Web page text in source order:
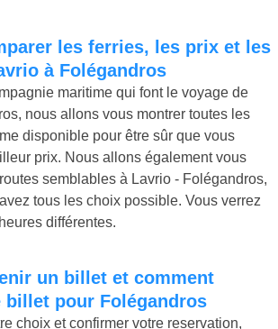
à Folégandros
maritime qui font le voyage de
nous allons vous montrer toutes les
disponible pour être sûr que vous
prix. Nous allons également vous
semblables à Lavrio - Folégandros,
tous les choix possible. Vous verrez
différentes.
billet pour Folégandros
choix et confirmer votre reservation,